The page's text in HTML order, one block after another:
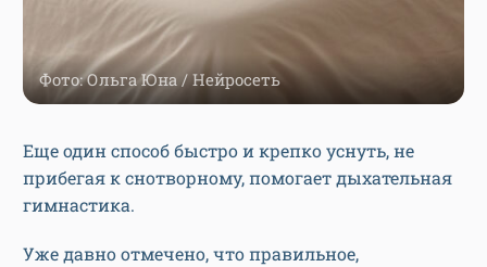
Фото: Ольга Юна / Нейросеть
Еще один способ быстро и крепко уснуть, не
прибегая к снотворному, помогает дыхательная
гимнастика.
Уже давно отмечено, что правильное,